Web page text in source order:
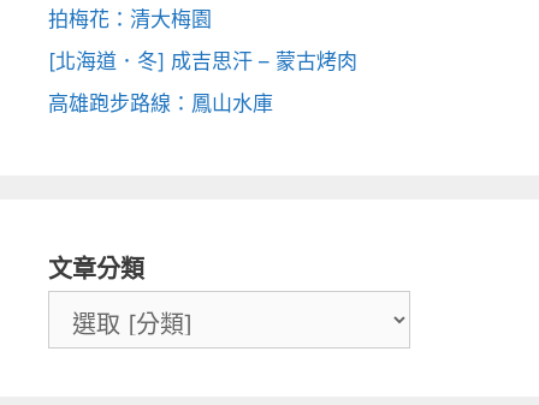
拍梅花：清大梅園
[北海道．冬] 成吉思汗 – 蒙古烤肉
高雄跑步路線：鳳山水庫
文章分類